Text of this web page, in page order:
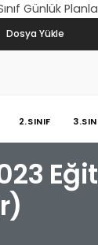
Günlük
Dosya Yükle
2.SINIF